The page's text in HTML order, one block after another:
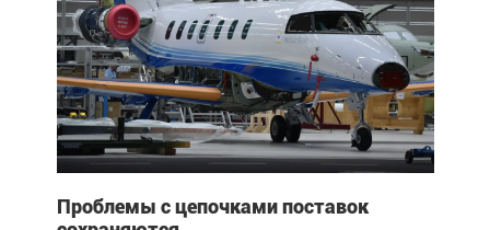
Проблемы с цепочками поставок